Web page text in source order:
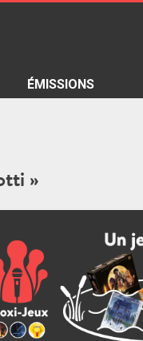
ÉMISSIONS
»